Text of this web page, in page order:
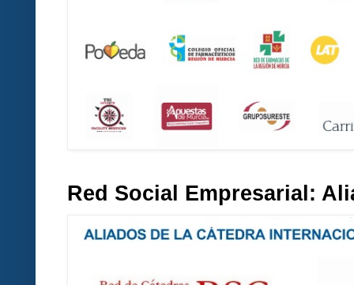
Red Social Empresarial: